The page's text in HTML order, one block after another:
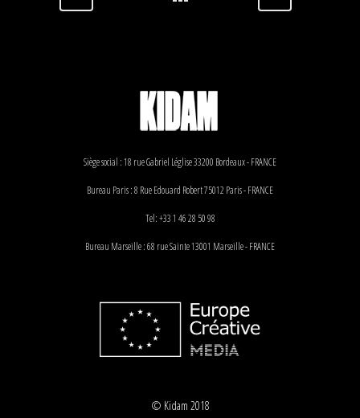
Siège social : 18 rue Gabriel Léglise 33200 Bordeaux - FRANCE
Bureau Paris : 8 Rue Edouard Robert 75012 Paris - FRANCE
Tel: +33 1 46 28 50 98
Bureau Marseille : 68 rue Sainte 13001 Marseille - FRANCE
© Kidam 2018